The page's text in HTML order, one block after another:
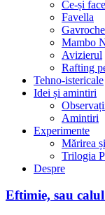
Ce-și
Favella
Gavroche
Mambo
Avizierul
Rafting
Tehno-istericale
Idei și amintiri
Amintiri
Experimente
Mărirea
Trilogia
Despre
Eftimie, sau